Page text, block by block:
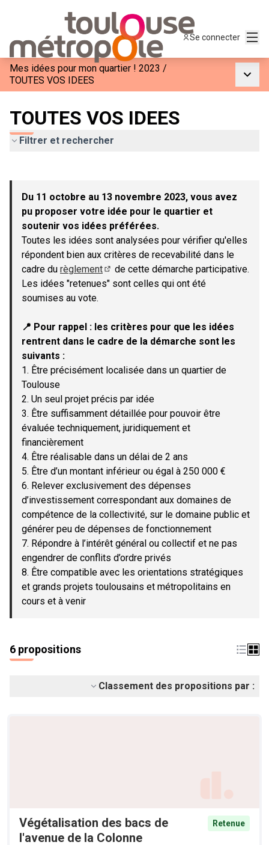
Se connecter
Mes idées pour mon quartier ! 2023 /
TOUTES VOS IDEES
TOUTES VOS IDEES
Filtrer et rechercher
−
Du 11 octobre au 13 novembre 2023, vous avez
pu proposer votre idée pour le quartier et
soutenir vos idées préférées.
Toutes les idées sont analysées pour vérifier qu'elles
répondent bien aux critères de recevabilité dans le
cadre du règlement
(Lien externe)
de cette démarche participative.
Les idées "retenues" sont celles qui ont été
soumises au vote.
📍 Pour rappel : les critères pour que les idées
rentrent dans le cadre de la démarche sont les
suivants :
1. Être précisément localisée dans un quartier de
Toulouse
2. Un seul projet précis par idée
3. Être suffisamment détaillée pour pouvoir être
évaluée techniquement, juridiquement et
financièrement
4. Être réalisable dans un délai de 2 ans
5. Être d’un montant inférieur ou égal à 250 000 €
6. Relever exclusivement des dépenses
d’investissement correspondant aux domaines de
compétence de la collectivité, sur le domaine public et
générer peu de dépenses de fonctionnement
7. Répondre à l’intérêt général ou collectif et ne pas
engendrer de conflits d’ordre privés
8. Être compatible avec les orientations stratégiques
et grands projets toulousains et métropolitains en
cours et à venir
6 propositions
Classement des propositions par :
Végétalisation des bacs de
l'avenue de la Colonne
Retenue